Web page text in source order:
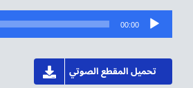
مشغل
الصوت
00:00
تحميل المقطع الصوتي